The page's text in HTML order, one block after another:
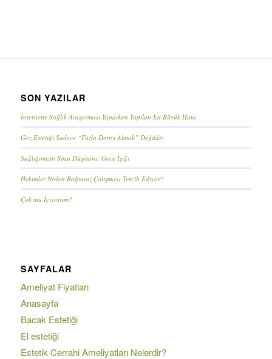
SON YAZILAR
İnternette Sağlık Araştırması Yaparken Yapılan En Büyük Hata
Göz Estetiği Sadece “Fazla Deriyi Almak” Değildir
Sağlığımızın Sinsi Düşmanı: Gece Işığı
Hekimler Neden Bağımsız Çalışmayı Tercih Ediyor?
Çok mu İçiyorum?
SAYFALAR
Ameliyat Fiyatları
Anasayfa
Bacak Estetiği
El estetiği
Estetik Cerrahi Ameliyatları Nelerdir?